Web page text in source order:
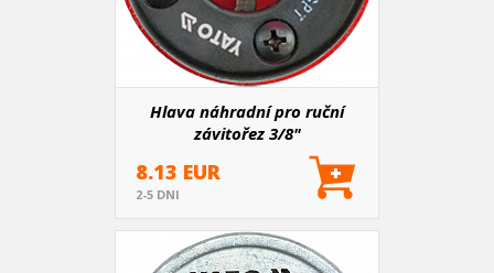
Hlava náhradní pro ruční
závitořez 3/8"
8.13 EUR
2-5 DNI